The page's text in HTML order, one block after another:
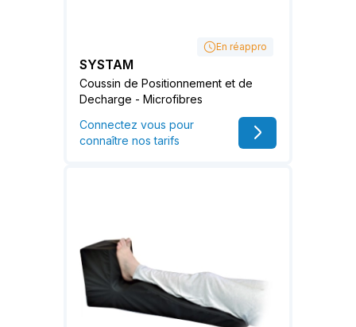
En réappro
SYSTAM
Coussin de Positionnement et de
Decharge - Microfibres
Connectez vous pour
connaître nos tarifs